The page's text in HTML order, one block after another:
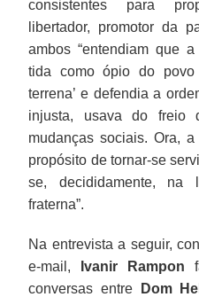
consistentes para
libertador, promotor da
ambos “entendiam que
tida como ópio do povo
terrena’ e defendia a
injusta, usava do freio
mudanças sociais. Ora, a
propósito de tornar-se
se, decididamente, na
fraterna”.
Na entrevista a seguir,
e-mail, Ivanir Rampon
conversas entre Dom